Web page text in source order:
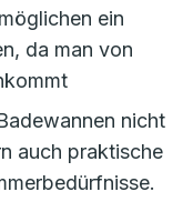
ein
da man von
nicht
auch praktische